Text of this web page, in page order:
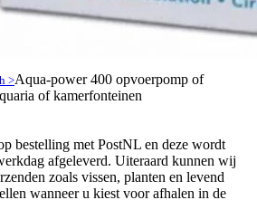
>Aqua-power 400 opvoerpomp of
of kamerfonteinen
bestelling met PostNL en deze wordt
afgeleverd. Uiteraard kunnen wij
zoals vissen, planten en levend
wanneer u kiest voor afhalen in de